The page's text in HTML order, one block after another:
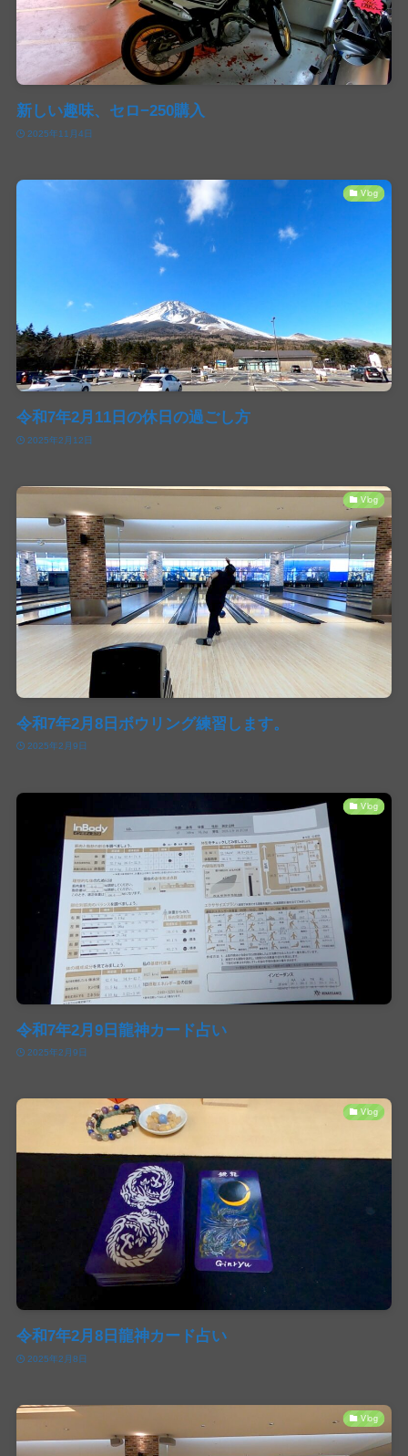
新しい趣味、セロ−250購入
2025年11月4日
Vlog
令和7年2月11日の休日の過ごし方
2025年2月12日
Vlog
令和7年2月8日ボウリング練習します。
2025年2月9日
Vlog
令和7年2月9日龍神カード占い
2025年2月9日
Vlog
令和7年2月8日龍神カード占い
2025年2月8日
Vlog